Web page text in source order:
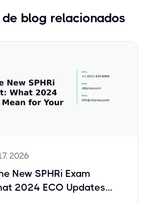
blog relacionados
2026
New SPHRi Exam
2024 ECO Updates